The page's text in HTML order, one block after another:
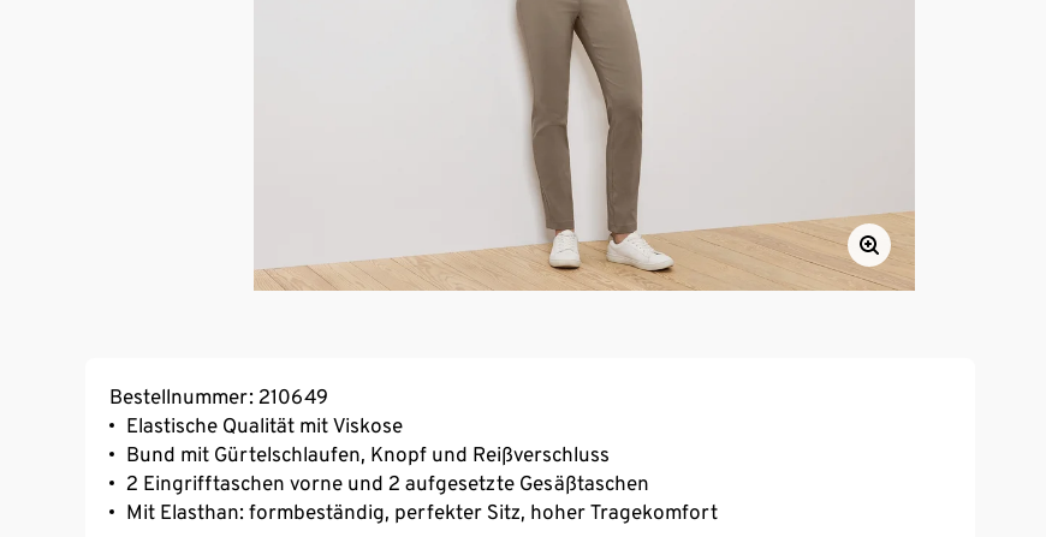
Bestellnummer: 210649
Elastische Qualität mit Viskose
Bund mit Gürtelschlaufen, Knopf und Reißverschluss
2 Eingrifftaschen vorne und 2 aufgesetzte Gesäßtaschen
Mit Elasthan: formbeständig, perfekter Sitz, hoher Tragekomfort